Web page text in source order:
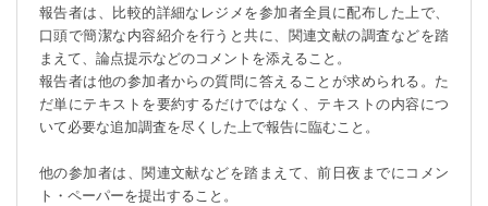
報告者は、比較的詳細なレジメを参加者全員に配布した上で、
口頭で簡潔な内容紹介を行うと共に、関連文献の調査などを踏
まえて、論点提示などのコメントを添えること。
報告者は他の参加者からの質問に答えることが求められる。た
だ単にテキストを要約するだけではなく、テキストの内容につ
いて必要な追加調査を尽くした上で報告に臨むこと。
他の参加者は、関連文献などを踏まえて、前日夜までにコメン
ト・ペーパーを提出すること。